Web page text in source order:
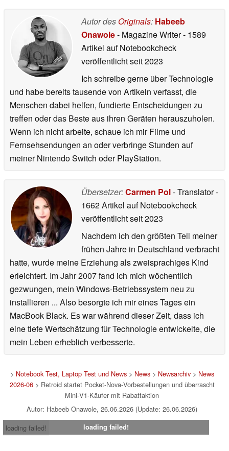
Autor des Originals: Habeeb
Onawole- Magazine Writer- 1589
Artikel auf Notebookcheck
veröffentlichtseit 2023
Ich schreibe gerne über Technologie
und habe bereits tausende von Artikeln verfasst, die
Menschen dabei helfen, fundierte Entscheidungen zu
treffen oder das Beste aus ihren Geräten herauszuholen.
Wenn ich nicht arbeite, schaue ich mir Filme und
Fernsehsendungen an oder verbringe Stunden auf
meiner Nintendo Switch oder PlayStation.
Übersetzer:Carmen Pol- Translator-
1662 Artikel auf Notebookcheck
veröffentlichtseit 2023
Nachdem ich den größten Teil meiner
frühen Jahre in Deutschland verbracht
hatte, wurde meine Erziehung als zweisprachiges Kind
erleichtert. Im Jahr 2007 fand ich mich wöchentlich
gezwungen, mein Windows-Betriebssystem neu zu
installieren ... Also besorgte ich mir eines Tages ein
MacBook Black. Es war während dieser Zeit, dass ich
eine tiefe Wertschätzung für Technologie entwickelte, die
mein Leben erheblich verbesserte.
> Notebook Test, Laptop Test und News> News> Newsarchiv> News
2026-06> Retroid startet Pocket‑Nova‑Vorbestellungen und überrascht
Mini‑V1‑Käufer mit Rabattaktion
Autor: Habeeb Onawole, 26.06.2026 (Update: 26.06.2026)
loading failed!
loading failed!